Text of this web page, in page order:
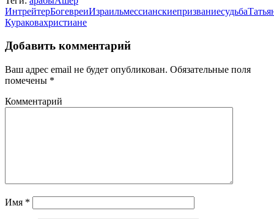
ИнтрейтерБогевреиИзраильмессианскиепризваниесудьба
Кураковахристиане
Добавить комментарий
Ваш адрес email не будет опубликован. Обязательные поля
помечены *
Комментарий
Имя *